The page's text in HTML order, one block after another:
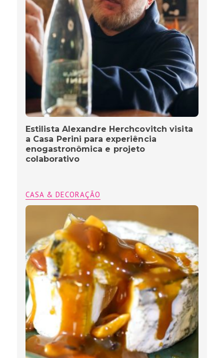
Estilista Alexandre Herchcovitch visita
a Casa Perini para experiência
enogastronômica e projeto
colaborativo
CASA & DECORAÇÃO